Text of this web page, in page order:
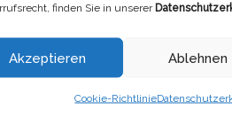
finden Sie in unserer
Akzeptieren Ablehnen
Cookie-Richtlinie
+49 160 901
Facebook